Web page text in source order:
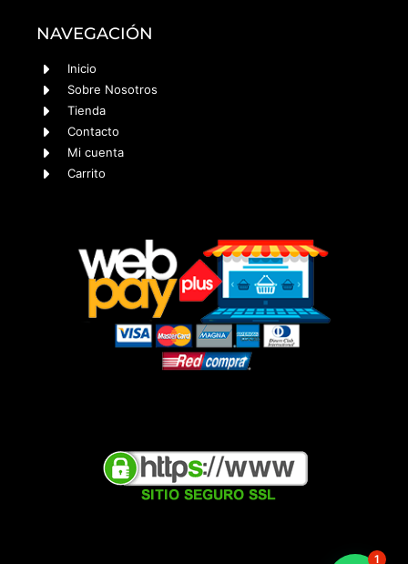
NAVEGACIÓN
Inicio
Sobre Nosotros
Tienda
Contacto
Mi cuenta
Carrito
1